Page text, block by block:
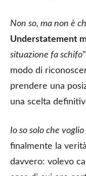
Non so, ma non è
Understatement
situazione fa schifo
modo di
prendere una
una scelta
Io so solo che
finalmente la
davvero: volevo